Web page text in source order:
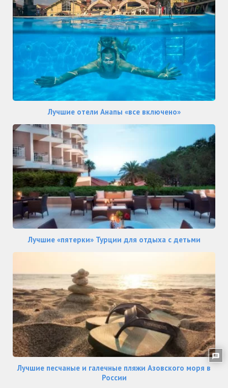
Лучшие отели Анапы «все включено»
Лучшие «пятерки» Турции для отдыха с детьми
Лучшие песчаные и галечные пляжи Азовского моря в
России